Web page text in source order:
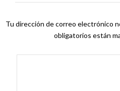
Tu dirección de correo electrónico
obligatorios están